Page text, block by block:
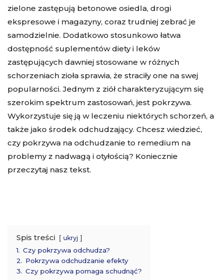
zielone zastępują betonowe osiedla, drogi
ekspresowe i magazyny, coraz trudniej zebrać je
samodzielnie. Dodatkowo stosunkowo łatwa
dostępność suplementów diety i leków
zastępujących dawniej stosowane w różnych
schorzeniach zioła sprawia, że straciły one na swej
popularności. Jednym z ziół charakteryzującym się
szerokim spektrum zastosowań, jest pokrzywa.
Wykorzystuje się ją w leczeniu niektórych schorzeń, a
także jako środek odchudzający. Chcesz wiedzieć,
czy pokrzywa na odchudzanie to remedium na
problemy z nadwagą i otyłością? Koniecznie
przeczytaj nasz tekst.
Spis treści ukryj
1. Czy pokrzywa odchudza?
2. Pokrzywa odchudzanie efekty
3. Czy pokrzywa pomaga schudnąć?